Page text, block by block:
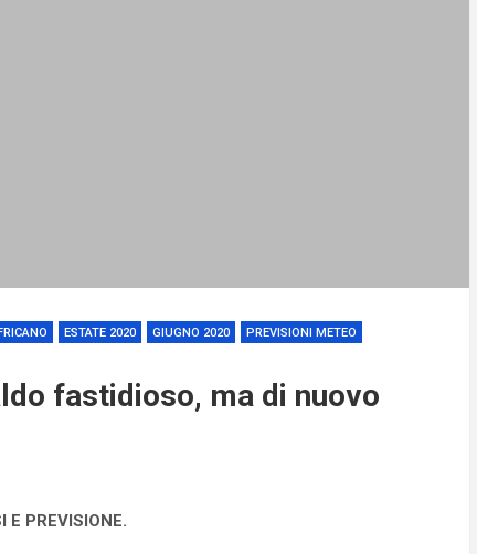
ESTATE 2020 GIUGNO 2020
PREVISIONI METEO
fastidioso, ma di nuovo
PREVISIONE.